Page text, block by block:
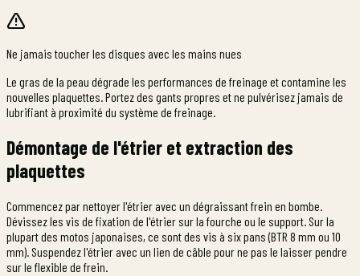
Ne jamais toucher les disques avec les mains nues
Le gras de la peau dégrade les performances de freinage et contamine les
nouvelles plaquettes. Portez des gants propres et ne pulvérisez jamais de
lubrifiant à proximité du système de freinage.
Démontage de l'étrier et extraction des
plaquettes
Commencez par nettoyer l'étrier avec un dégraissant frein en bombe.
Dévissez les vis de fixation de l'étrier sur la fourche ou le support. Sur la
plupart des motos japonaises, ce sont des vis à six pans (BTR 8 mm ou 10
mm). Suspendez l'étrier avec un lien de câble pour ne pas le laisser pendre
sur le flexible de frein.